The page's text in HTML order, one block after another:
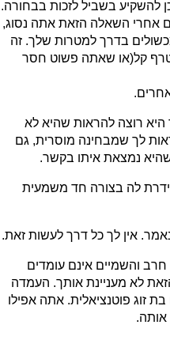
להשקיע בשביל לזכות בבחורה.
אחרי השאלה הזאת אתה נסוג,
בדרך למטרות שלך. זה
קל(או שאתה פשוט חסר
היא רוצה להראות שהיא לא
לך שמבחינה מוסרית, גם
נמצאת איתו בקשר.
לה בצורה חד משמעית
אין לך כל דרך לעשות זאת.
והשמיים אינם עומדים
לא מעניינת אותך. העמדה
זוג פוטנציאלית. אתה אפילו
אותה.